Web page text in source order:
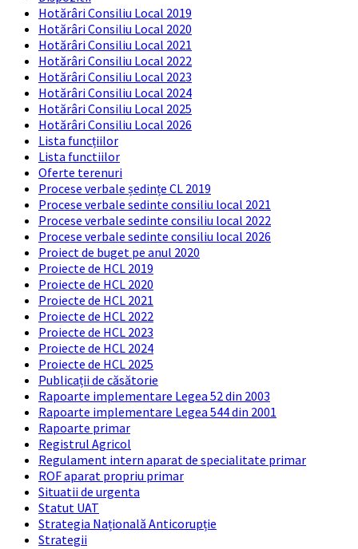
Hotărâri Consiliu Local 2019
Hotărâri Consiliu Local 2020
Hotărâri Consiliu Local 2021
Hotărâri Consiliu Local 2022
Hotărâri Consiliu Local 2023
Hotărâri Consiliu Local 2024
Hotărâri Consiliu Local 2025
Hotărâri Consiliu Local 2026
Lista funcțiilor
Lista functiilor
Oferte terenuri
Procese verbale ședințe CL 2019
Procese verbale sedinte consiliu local 2021
Procese verbale sedinte consiliu local 2022
Procese verbale sedinte consiliu local 2026
Proiect de buget pe anul 2020
Proiecte de HCL 2019
Proiecte de HCL 2020
Proiecte de HCL 2021
Proiecte de HCL 2022
Proiecte de HCL 2023
Proiecte de HCL 2024
Proiecte de HCL 2025
Publicații de căsătorie
Rapoarte implementare Legea 52 din 2003
Rapoarte implementare Legea 544 din 2001
Rapoarte primar
Registrul Agricol
Regulament intern aparat de specialitate primar
ROF aparat propriu primar
Situatii de urgenta
Statut UAT
Strategia Națională Anticorupție
Strategii